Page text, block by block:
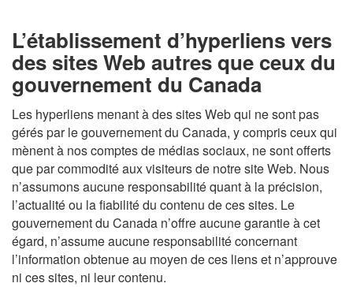
L’établissement d’hyperliens vers
des sites Web autres que ceux du
gouvernement du Canada
Les hyperliens menant à des sites Web qui ne sont pas
gérés par le gouvernement du Canada, y compris ceux qui
mènent à nos comptes de médias sociaux, ne sont offerts
que par commodité aux visiteurs de notre site Web. Nous
n’assumons aucune responsabilité quant à la précision,
l’actualité ou la fiabilité du contenu de ces sites. Le
gouvernement du Canada n’offre aucune garantie à cet
égard, n’assume aucune responsabilité concernant
l’information obtenue au moyen de ces liens et n’approuve
ni ces sites, ni leur contenu.